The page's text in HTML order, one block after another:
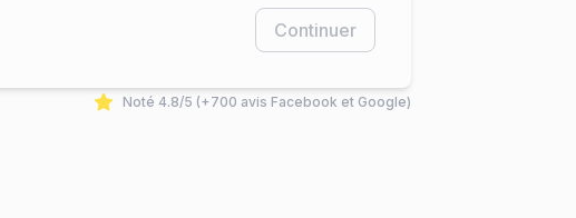
Continuer
Noté 4.8/5 (+700 avis Facebook et Google)